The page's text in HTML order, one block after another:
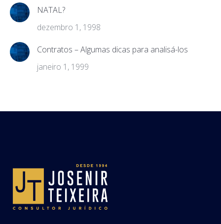
NATAL?
dezembro 1, 1998
Contratos – Algumas dicas para analisá-los
janeiro 1, 1999